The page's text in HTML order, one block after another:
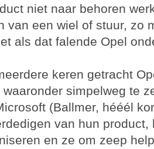
niet naar behoren
van een wiel of stuur, zo
als dat falende Opel
keren getracht
simpelweg te
(Ballmer, hééél
van hun
en ze om zeep